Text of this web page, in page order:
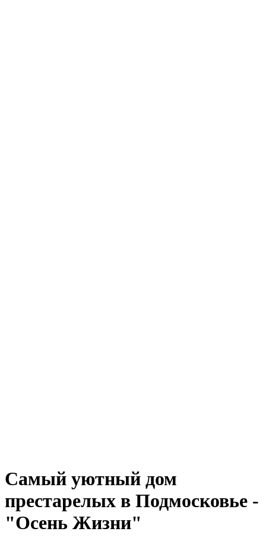
Самый уютный дом
престарелых в Подмосковье -
"Осень Жизни"